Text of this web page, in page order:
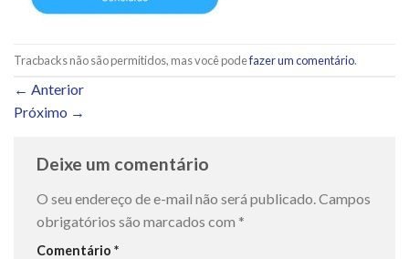
Tracbacks não são permitidos, mas você podefazer um comentário.
← Anterior
Próximo →
Deixe um comentário
O seu endereço de e-mail não será publicado.Campos
obrigatórios são marcados com *
Comentário *